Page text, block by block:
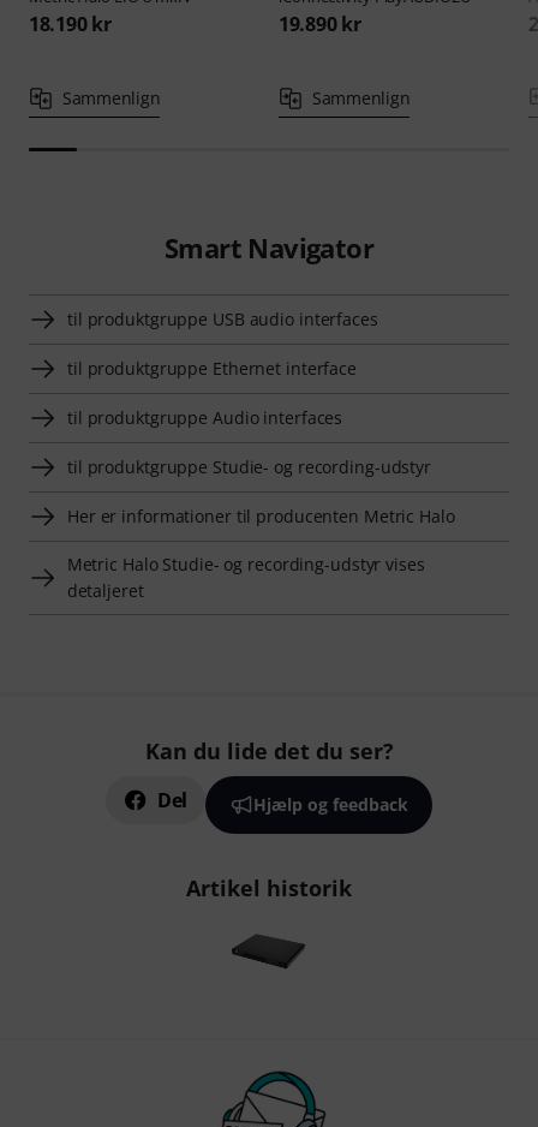
18.190 kr
Sammenlign
19.890 kr
Sammenlign
Smart Navigator
til produktgruppe USB audio interfaces
til produktgruppe Ethernet interface
til produktgruppe Audio interfaces
til produktgruppe Studie- og recording-udstyr
Her er informationer til producenten Metric Halo
Metric Halo Studie- og recording-udstyr vises
detaljeret
Kan du lide det du ser?
Del Hjælp og feedback
Artikel historik